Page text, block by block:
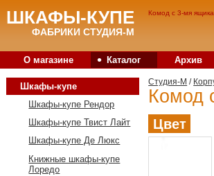
Комод с 3-мя
ШКАФЫ-КУПЕ
ФАБРИКИ СТУДИЯ-М
О магазине • Каталог Архив
Студия-M /
Комод
Цвет
Шкафы-купе
Шкафы-купе Рендор
Шкафы-купе Твист Лайт
Шкафы-купе Де Люкс
Книжные шкафы-купе
Лоредо